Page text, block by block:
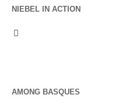
NIEBEL IN ACTION
AMONG BASQUES